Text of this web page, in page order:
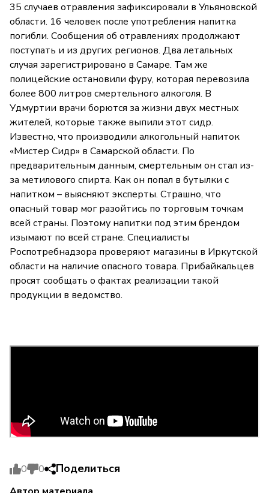
35 случаев отравления зафиксировали в Ульяновской
области. 16 человек после употребления напитка
погибли. Сообщения об отравлениях продолжают
поступать и из других регионов. Два летальных
случая зарегистрировано в Самаре. Там же
полицейские остановили фуру, которая перевозила
более 800 литров смертельного алкоголя. В
Удмуртии врачи борются за жизни двух местных
жителей, которые также выпили этот сидр.
Известно, что производили алкогольный напиток
«Мистер Сидр» в Самарской области. По
предварительным данным, смертельным он стал из-
за метилового спирта. Как он попал в бутылки с
напитком – выясняют эксперты. Страшно, что
опасный товар мог разойтись по торговым точкам
всей страны. Поэтому напитки под этим брендом
изымают по всей стране. Специалисты
Роспотребнадзора проверяют магазины в Иркутской
области на наличие опасного товара. Прибайкальцев
просят сообщать о фактах реализации такой
продукции в ведомство.
0 0 Поделиться